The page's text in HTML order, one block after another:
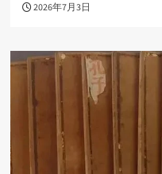
2026年7月3日